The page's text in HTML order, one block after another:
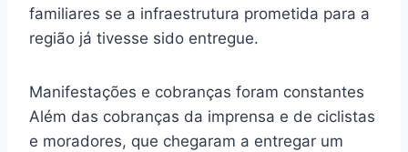
familiares se a infraestrutura prometida para a
região já tivesse sido entregue.
Manifestações e cobranças foram constantes
Além das cobranças da imprensa e de ciclistas
e moradores, que chegaram a entregar um